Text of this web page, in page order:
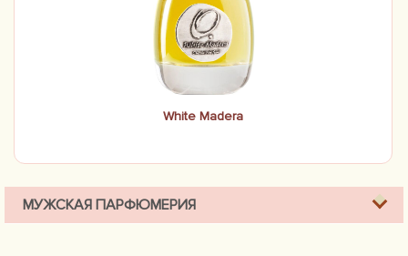
White Madera
МУЖСКАЯ ПАРФЮМЕРИЯ